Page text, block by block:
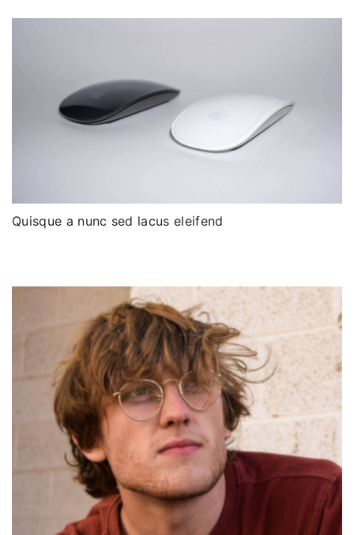
Quisque a nunc sed lacus eleifend